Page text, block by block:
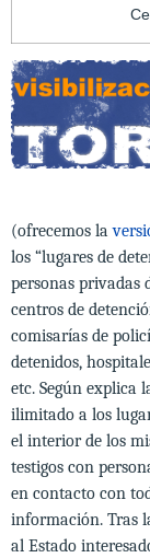
(ofrecemos la
los “lugares de
personas privadas
centros de
comisarías de
detenidos,
etc. Según explica
ilimitado a los
el interior de los
testigos con
en contacto con
información. Tras
al Estado